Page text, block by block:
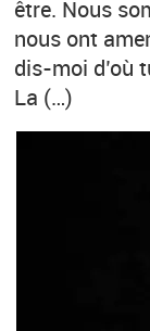
être. Nous
nous ont
dis-moi d’où
La (…)